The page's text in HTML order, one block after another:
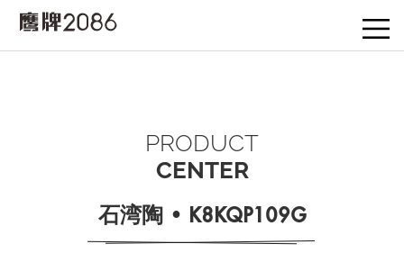
PRODUCT
CENTER
石湾陶 • K8KQP109G